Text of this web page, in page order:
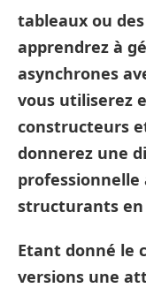
tableaux ou
apprendrez à
asynchrones
vous utiliserez
constructeurs
donnerez une
professionnelle
structurants en
Etant donné le
versions une